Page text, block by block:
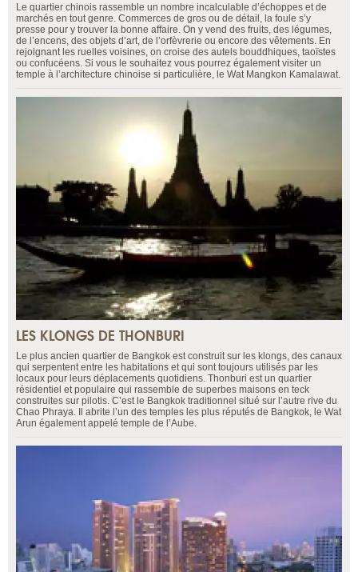
Le quartier chinois rassemble un nombre incalculable d’échoppes et de
marchés en tout genre. Commerces de gros ou de détail, la foule s’y
presse pour y trouver la bonne affaire. On y vend des fruits, des légumes,
de l’encens, des objets d’art, de l’orfèvrerie ou encore des vêtements. En
rejoignant les ruelles voisines, on croise des autels bouddhiques, taoïstes
ou confucéens. Si vous le souhaitez vous pourrez également visiter un
temple à l’architecture chinoise si particulière, le Wat Mangkon Kamalawat.
LES KLONGS DE THONBURI
Le plus ancien quartier de Bangkok est construit sur les klongs, des canaux
qui serpentent entre les habitations et qui sont toujours utilisés par les
locaux pour leurs déplacements quotidiens. Thonburi est un quartier
résidentiel et populaire qui rassemble de superbes maisons en teck
construites sur pilotis. C’est le Bangkok traditionnel situé sur l’autre rive du
Chao Phraya. Il abrite l’un des temples les plus réputés de Bangkok, le Wat
Arun également appelé temple de l’Aube.